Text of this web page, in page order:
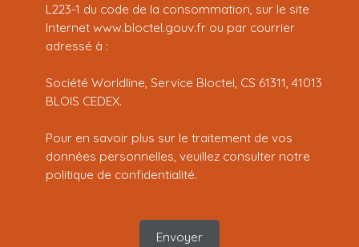
L223-1 du code de la consommation, sur le site
Internet www.bloctel.gouv.fr ou par courrier
adressé à :
Société Worldline, Service Bloctel, CS 61311, 41013
BLOIS CEDEX.
Pour en savoir plus sur le traitement de vos
données personnelles, veuillez consulter notre
politique de confidentialité.
Envoyer